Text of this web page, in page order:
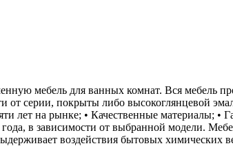
мебель для ванных комнат. Вся мебель
серии, покрыты либо высокоглянцевой
лет на рынке; • Качественные материалы; •
в зависимости от выбранной модели.
воздействия бытовых химических